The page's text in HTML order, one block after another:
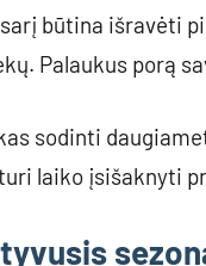
būtina išravėti
Palaukus porą
sodinti
laiko įsišaknyti